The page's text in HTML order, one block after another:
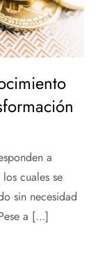
a
cuales se
sin necesidad
a […]